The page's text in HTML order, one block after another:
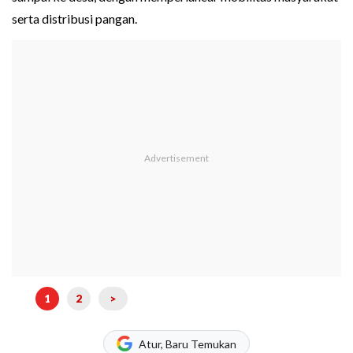
serta distribusi pangan.
1 2 >
Atur, Baru Temukan